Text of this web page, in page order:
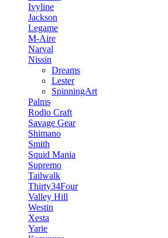
Ivyline
Jackson
Legame
M-Aire
Narval
Nissin
Dreams
Lester
SpinningArt
Palms
Rodio Craft
Savage Gear
Shimano
Smith
Squid Mania
Supremo
Tailwalk
Thirty34Four
Valley Hill
Westin
Xesta
Yarie